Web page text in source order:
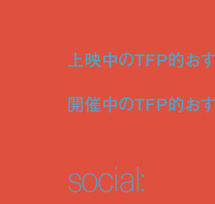
上映中のTFP的お
開催中のTFP的お
social: